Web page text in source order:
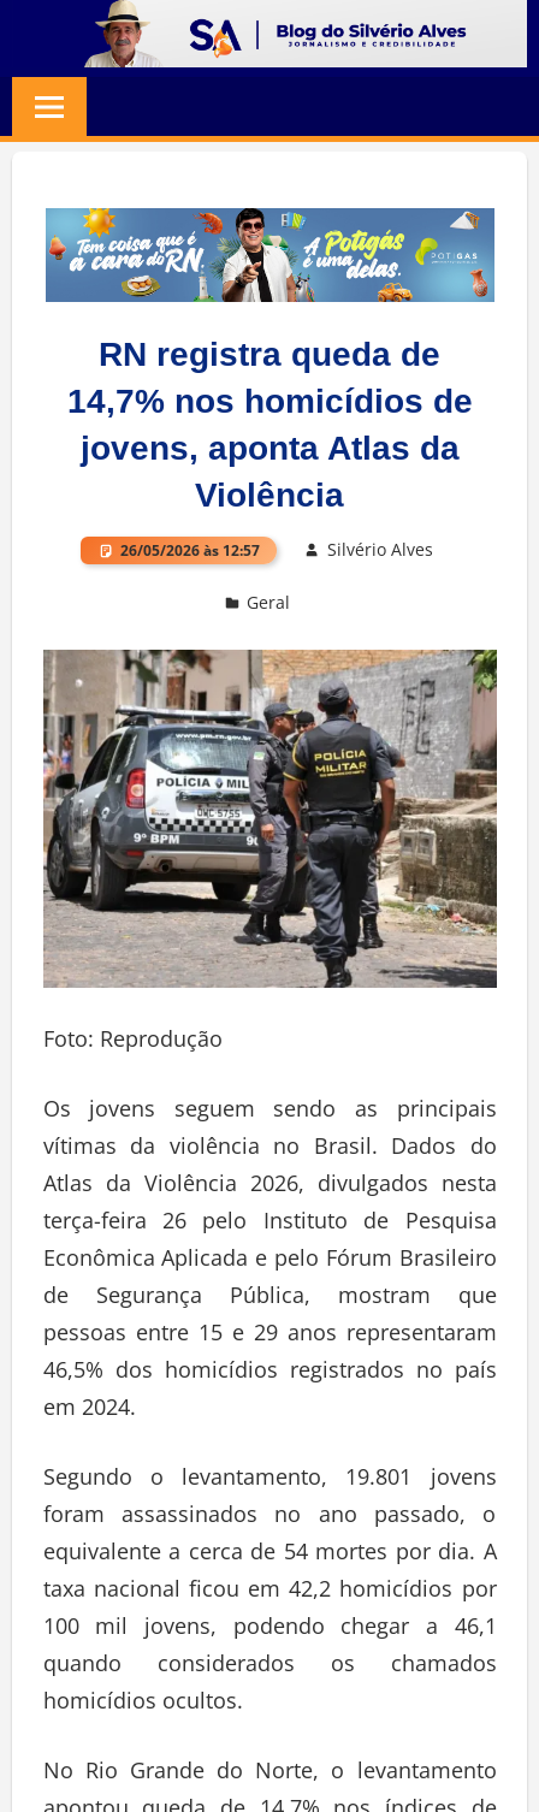
content
SILVERIO
ALVES
Jornalismo
Credibilidade
RN registra queda de
14,7% nos homicídios de
jovens, aponta Atlas da
Violência
26/05/2026 às 12:57 Silvério Alves
Geral
Foto: Reprodução
Os jovens seguem sendo as principais
vítimas da violência no Brasil. Dados do
Atlas da Violência 2026, divulgados nesta
terça-feira 26 pelo Instituto de Pesquisa
Econômica Aplicada e pelo Fórum Brasileiro
de Segurança Pública, mostram que
pessoas entre 15 e 29 anos representaram
46,5% dos homicídios registrados no país
em 2024.
Segundo o levantamento, 19.801 jovens
foram assassinados no ano passado, o
equivalente a cerca de 54 mortes por dia. A
taxa nacional ficou em 42,2 homicídios por
100 mil jovens, podendo chegar a 46,1
quando considerados os chamados
homicídios ocultos.
No Rio Grande do Norte, o levantamento